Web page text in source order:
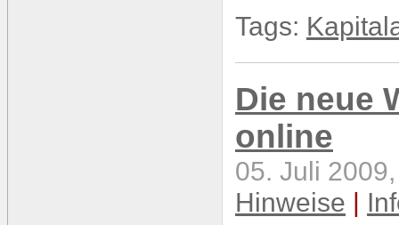
Tags:
Die neue
online
05. Juli
Hinweise |